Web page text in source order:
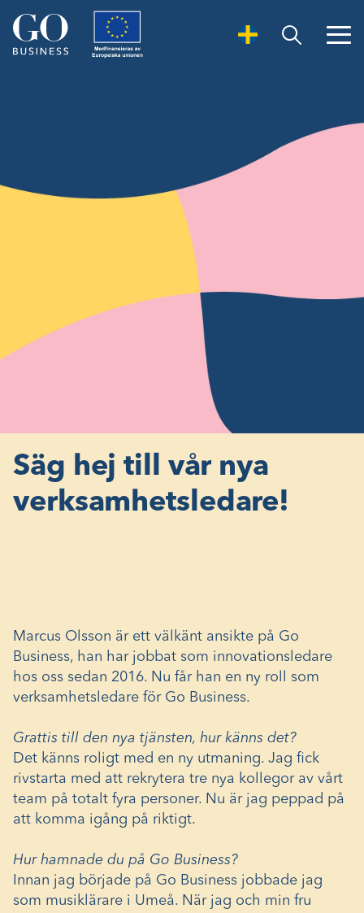
Open Search
Säg hej till vår nya
verksamhetsledare!
Marcus Olsson är ett välkänt ansikte på Go
Business, han har jobbat som innovationsledare
hos oss sedan 2016. Nu får han en ny roll som
verksamhetsledare för Go Business.
Grattis till den nya tjänsten, hur känns det?
Det känns roligt med en ny utmaning. Jag fick
rivstarta med att rekrytera tre nya kollegor av vårt
team på totalt fyra personer. Nu är jag peppad på
att komma igång på riktigt.
Hur hamnade du på Go Business?
Innan jag började på Go Business jobbade jag
som musiklärare i Umeå. När jag och min fru